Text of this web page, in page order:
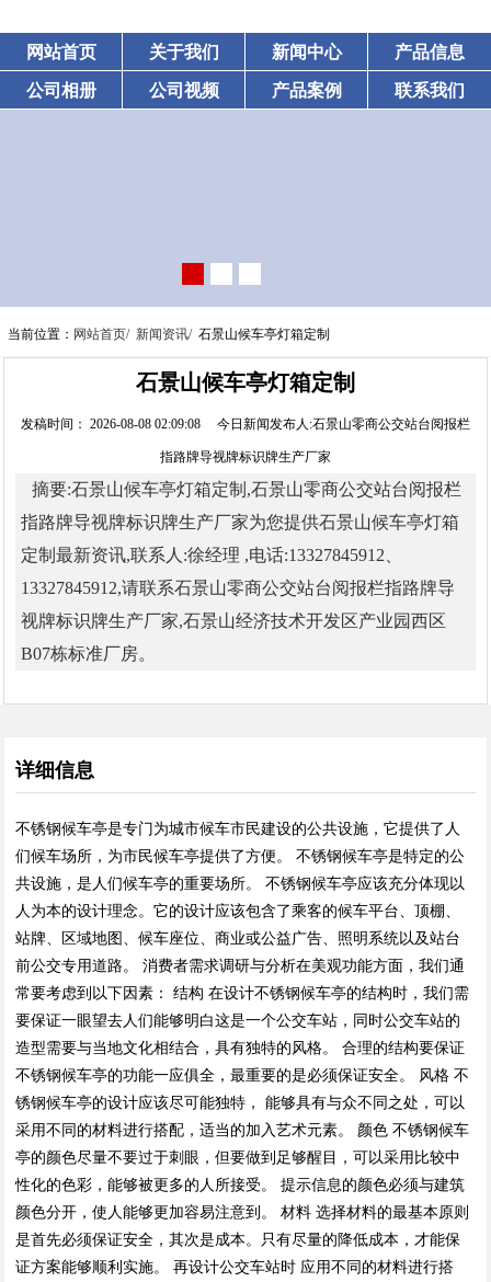
网站首页 关于我们 新闻中心 产品信息
公司相册 公司视频 产品案例 联系我们
当前位置： 网站首页/ 新闻资讯/ 石景山候车亭灯箱定制
石景山候车亭灯箱定制
发稿时间： 2026-08-08 02:09:08 今日新闻发布人:石景山零商公交站台阅报栏
指路牌导视牌标识牌生产厂家
摘要:石景山候车亭灯箱定制,石景山零商公交站台阅报栏
指路牌导视牌标识牌生产厂家为您提供石景山候车亭灯箱
定制最新资讯,联系人:徐经理 ,电话:13327845912、
13327845912,请联系石景山零商公交站台阅报栏指路牌导
视牌标识牌生产厂家,石景山经济技术开发区产业园西区
B07栋标准厂房。
详细信息
不锈钢候车亭是专门为城市候车市民建设的公共设施，它提供了人
们候车场所，为市民候车亭提供了方便。 不锈钢候车亭是特定的公
共设施，是人们候车亭的重要场所。 不锈钢候车亭应该充分体现以
人为本的设计理念。它的设计应该包含了乘客的候车平台、顶棚、
站牌、区域地图、候车座位、商业或公益广告、照明系统以及站台
前公交专用道路。 消费者需求调研与分析在美观功能方面，我们通
常要考虑到以下因素： 结构 在设计不锈钢候车亭的结构时，我们需
要保证一眼望去人们能够明白这是一个公交车站，同时公交车站的
造型需要与当地文化相结合，具有独特的风格。 合理的结构要保证
不锈钢候车亭的功能一应俱全，最重要的是必须保证安全。 风格 不
锈钢候车亭的设计应该尽可能独特， 能够具有与众不同之处，可以
采用不同的材料进行搭配，适当的加入艺术元素。 颜色 不锈钢候车
亭的颜色尽量不要过于刺眼，但要做到足够醒目，可以采用比较中
性化的色彩，能够被更多的人所接受。 提示信息的颜色必须与建筑
颜色分开，使人能够更加容易注意到。 材料 选择材料的最基本原则
是首先必须保证安全，其次是成本。只有尽量的降低成本，才能保
证方案能够顺利实施。 再设计公交车站时 应用不同的材料进行搭